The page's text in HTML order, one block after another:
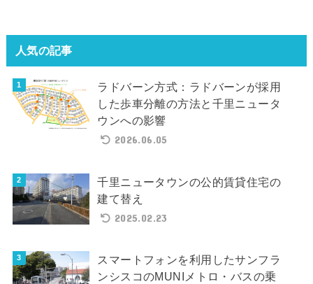
人気の記事
ラドバーン方式：ラドバーンが採用
した歩車分離の方法と千里ニュータ
ウンへの影響
2026.06.05
千里ニュータウンの公的賃貸住宅の
建て替え
2025.02.23
スマートフォンを利用したサンフラ
ンシスコのMUNIメトロ・バスの乗